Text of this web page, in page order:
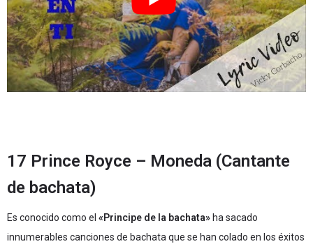
17 Prince Royce – Moneda (Cantante
de bachata)
Es conocido como el «Principe de la bachata» ha sacado
innumerables canciones de bachata que se han colado en los éxitos